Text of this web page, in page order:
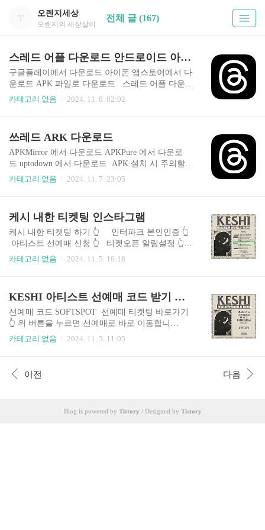
오렌지세상
오렌지의 세상살이
전체 글 (167)
스레드 어플 다운로드 안드로이드 아이폰
구글플레이에서 다운로드 아이폰 앱스토어에서 다
운로드 APK 파일로 다운로드 스레드 어플 다운로
드 Instagram의 텍스트를 기반으로 하는 Threads 앱
있는 곳입니다. 개개인의 관심사가 무엇이든, 관심
사가 같은 사람들을 팔로우하고 직접 소통할 수 있
습니다. 좋아하는 크리에이터와 충성도 높은 팔로
워를 기반으로 유니크한 아이디어, 의견, 창의성을
글로벌하게 공유할 수 있습니다.
카테고리 없음 2024. 11. 8. 02:02
쓰레드 ARK 다운로드
APKMirror 에서 다운로드 APKPure 에서 다운로
드 uptodown 에서 다운로드 APK 설치 시 주의할
사항 출처 확인APK 파일을 다운로드할 때 신뢰할
안 설정에서 "알 수 없는 출처" 옵션을 활성화해야
하지만, 설치 후에는 다시 비활성화하는 것이 좋습
니다. 권한 검토앱이 요청하는 권한을 주의 깊게 검
토하세요. 불필요한 권한을 요구하는 앱은 사용하
지 않는 것이 좋습니다. 정기적인 업데이트APK로
니다. 보안 소프트웨어 사용설치 후에는 보안 소프
트웨어로 기기를..
카테고리 없음 2024. 11. 7. 23:05
케시 내한 티켓팅 인스타그램
케시 내한 티켓팅 하기 👆️ 인터파크 본인인증 👆️
아티스트 선예매 신청 👆️ 티켓오픈 알림설정 👆️
케시 인스타그램 바로가기 👆️ 케시 내한 티켓팅
1,000원지정석 P 143,000원지정석 R 132,000원 티
켓 판매인터파크 티켓 공연장소올림픽공원 올림픽
홀
카테고리 없음 2024. 11. 5. 16:18
KESHI 아티스트 선예매 코드 받기 티켓팅
선예매 코드 SOFTSPOT 선예매 티켓팅 바로가기
👆️ 위 버튼을 누르면 선예매로 바로 이동합니
다. 아티스트 선예매코드 신청 👆️ 케시 인스타 보
EM TOUR IN SEOUL 아티스트 선예매2024.11.11.
낮 12:00 ~ 14:59 일반 예매2024.11.12. 낮 12:00
카테고리 없음 2024. 11. 5. 11:05
이전 다음
Blog is powered by Tistory / Designed by Tistory